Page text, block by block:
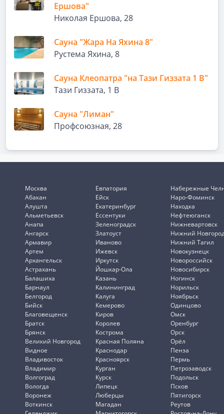
Ершова"
Николая Ершова, 28
Сауна "Жара На Яхина 8"
​Рустема Яхина, 8
Сауна Клеопатра "на Тази Гиззата 1 В"
Тази Гиззата, 1 В
Сауна "Лиман"
Профсоюзная, 28
Москва
Абакан
Алушта
Альметьевск
Анапа
Ангарск
Армавир
Артем
Архангельск
Астрахань
Балашиха
Барнаул
Белгород
Бийск
Благовещенск
Братск
Брянск
Великий Новгород
Видное
Владивосток
Владимир
Волгоград
Вологда
Воронеж
Воткинск
Евпатория
Ейск
Екатеринбург
Ессентуки
Зеленоградск
Златоуст
Иваново
Ижевск
Иркутск
Йошкар-Ола
Казань
Калининград
Калуга
Кемерово
Киров
Королев
Кострома
Красная Поляна
Краснодар
Красноярск
Курган
Курск
Липецк
Люберцы
Магадан
Набережные
Наро-Фоминск
Находка
Нефтеюганск
Нижневартовск
Нижний
Нижний Тагил
Новокузнецк
Новороссийск
Новосибирск
Ногинск
Норильск
Ноябрьск
Одинцово
Омск
Оренбург
Орск
Орёл
Пенза
Пермь
Петрозаводск
Подольск
Псков
Пятигорск
Реутов